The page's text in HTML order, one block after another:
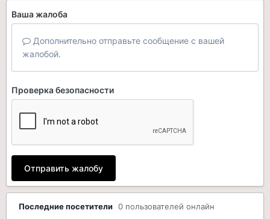
Ваша жалоба
Дополнительно отправьте сообщение с вашей
жалобой.
Проверка безопасности
Отправить жалобу
Последние посетители 0 пользователей онлайн